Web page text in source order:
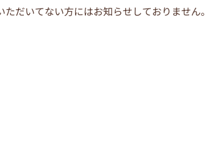
だいてない方にはお知らせしておりません。